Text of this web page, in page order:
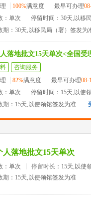
100%满意度 最早可办理
：单次
停留时间：30天,以移
期：30天,以移民局（署）签发为
落地批文15天单次<全国
咨询服务
82%满意度 最早可办理08-
：单次
停留时间：15天,以使
期：15天,以使领馆签发为准
人落地批文15天单次
：单次
停留时长：15天,以使
期：15天,以使领馆签发为准